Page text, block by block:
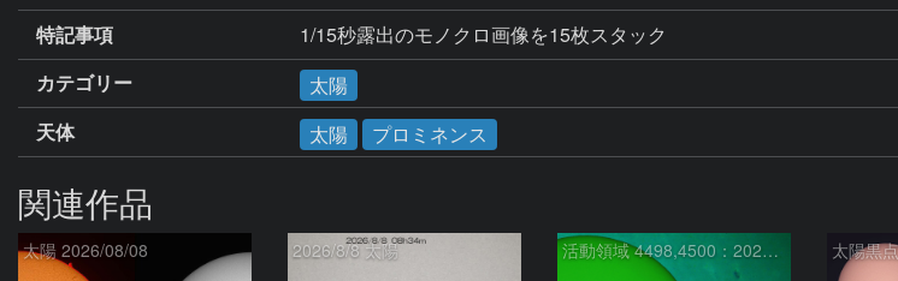
特記事項
1/15秒露出のモノクロ画像を15枚スタック
カテゴリー
太陽
天体
太陽 プロミネンス
関連作品
太陽 2026/08/08 2026/8/8 太陽 活動領域 4498,4500：2026/08/08 太陽黒点